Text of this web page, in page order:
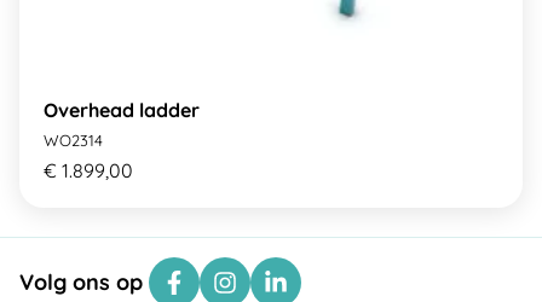
Overhead ladder
WO2314
€ 1.899,00
Volg ons op